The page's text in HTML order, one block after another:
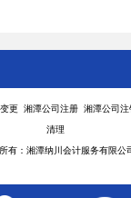
更 湘潭公司注册 湘潭公司
清理
有：湘潭纳川会计服务有限公